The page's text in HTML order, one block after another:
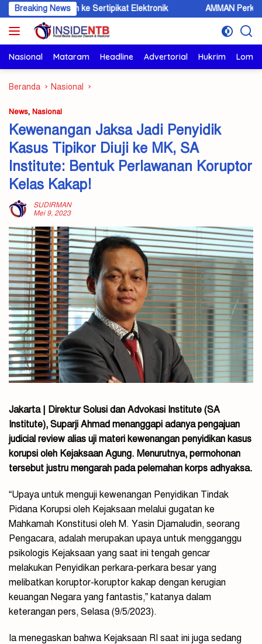
Langsung
ke
konten
Breaking News
Beralih ke Sertipikat Elektronik AMMAN Perkuat Sinergi
Nasional Mataram Headline Advertorial Hukrim
Beranda Nasional
News, Nasional
Kewenangan Jaksa Jadi Penyidik
Kasus Tipikor Diuji ke MK, SA
Institute: Bentuk Perlawanan Koruptor
Kelas Kakap!
SUDIRMAN
Mei 9, 2023
Jakarta | Direktur Solusi dan Advokasi Institute (SA
Institute), Suparji Ahmad menanggapi adanya pengajuan
judicial review alias uji materi kewenangan penyidikan kasus
korupsi oleh Kejaksaan Agung. Menurutnya, permohonan
tersebut justru mengarah pada pelemahan korps adhyaksa.
“Upaya untuk menguji kewenangan Penyidikan Tindak
Pidana Korupsi oleh Kejaksaan melalui gugatan ke
Mahkamah Konstitusi oleh M. Yasin Djamaludin, seorang
Pengacara, adalah merupakan upaya untuk mengganggu
psikologis Kejaksaan yang saat ini tengah gencar
melakukan Penyidikan perkara-perkara besar yang
melibatkan koruptor-koruptor kakap dengan kerugian
keuangan Negara yang fantastis,” katanya dalam
keterangan pers, Selasa (9/5/2023).
Ia menegaskan bahwa Kejaksaan RI saat ini juga sedang